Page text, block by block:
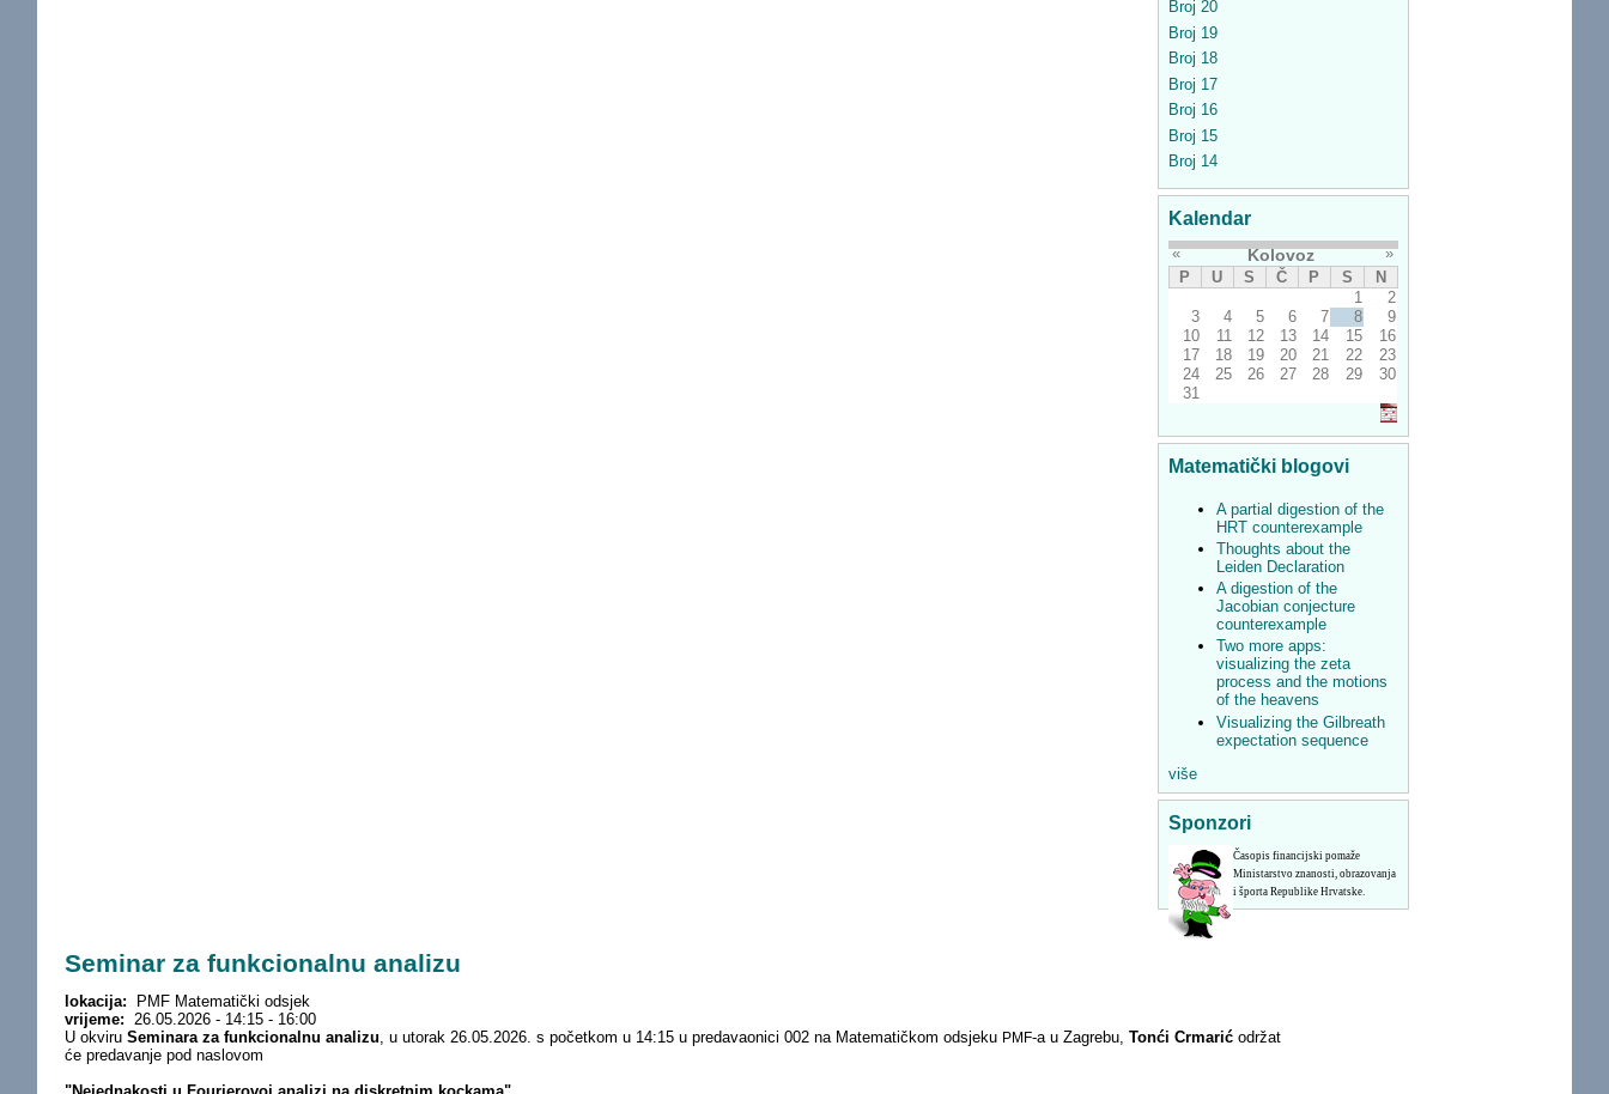
Broj 20
Broj 19
Broj 18
Broj 17
Broj 16
Broj 15
Broj 14
Kalendar
« Kolovoz
»
P
U S Č P S
N
1
2
3
4 5 6 7 8
9
10
11 12 13 14 15
16
17
18 19 20 21 22
23
24
25 26 27 28 29
30
31
Matematički blogovi
A partial digestion of the
HRT counterexample
Thoughts about the
Leiden Declaration
A digestion of the
Jacobian conjecture
counterexample
Two more apps:
visualizing the zeta
process and the motions
of the heavens
Visualizing the Gilbreath
expectation sequence
više
Sponzori
Časopis financijski pomaže
Ministarstvo znanosti, obrazovanja
i športa Republike Hrvatske.
Seminar za funkcionalnu analizu
lokacija:
PMF Matematički odsjek
vrijeme: 26.05.2026 - 14:15- 16:00
U okviru Seminara za funkcionalnu analizu, u utorak 26.05.2026. s početkom u 14:15 u predavaonici 002 na Matematičkom odsjeku PMF-a u Zagrebu, Tonći Crmarićodržat
će predavanje pod naslovom